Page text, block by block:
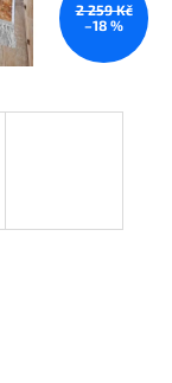
2 259 Kč
–18 %